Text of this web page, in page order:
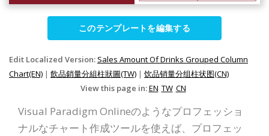
このテンプレートを編集する
Edit Localized Version: Sales Amount Of Drinks Grouped Column
Chart(EN) | 飲品銷量分組柱狀圖(TW) | 饮品销量分组柱状图(CN)
View this page in:EN TW CN
Visual Paradigm Onlineのようなプロフェッショ
ナルなチャート作成ツールを使えば、プロフェッ